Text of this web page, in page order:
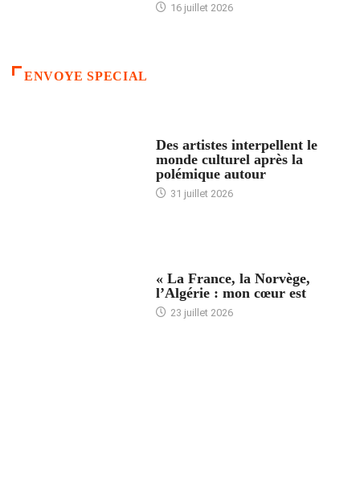
16 juillet 2026
ENVOYE SPECIAL
Des artistes interpellent le
monde culturel après la
polémique autour
31 juillet 2026
« La France, la Norvège,
l’Algérie : mon cœur est
23 juillet 2026